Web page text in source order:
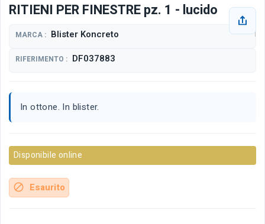
RITIENI PER FINESTRE pz. 1 - lucido
MARCA : Blister Koncreto
RIFERIMENTO : DF037883
In ottone. In blister.
Disponibile online
block Esaurito